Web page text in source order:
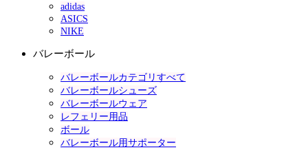
adidas
ASICS
NIKE
バレーボール
バレーボールカテゴリすべて
バレーボールシューズ
バレーボールウェア
レフェリー用品
ボール
バレーボール用サポーター